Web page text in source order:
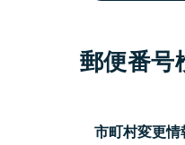
郵便番号
市町村変更情